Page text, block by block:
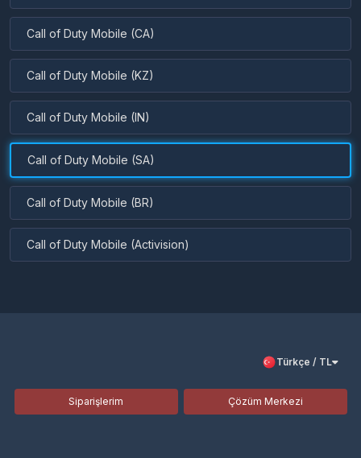
Call of Duty Mobile (CA)
Call of Duty Mobile (KZ)
Call of Duty Mobile (IN)
Call of Duty Mobile (SA)
Call of Duty Mobile (BR)
Call of Duty Mobile (Activision)
Türkçe / TL
Siparişlerim Çözüm Merkezi